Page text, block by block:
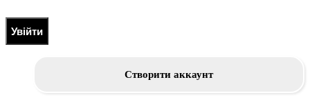
Увійти
Створити аккаунт